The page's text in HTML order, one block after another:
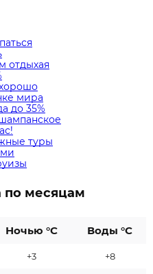
отдыхая
мира
до 35%
туры
по месяцам
Ночью °C Воды °C
+3 +8